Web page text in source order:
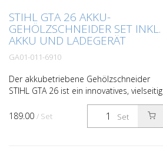
STIHL GTA 26 AKKU-
GEHÖLZSCHNEIDER SET INKL.
AKKU UND LADEGERÄT
GA01-011-6910
Der akkubetriebene Gehölzschneider
STIHL GTA 26 ist ein innovatives, vielseitig
einsetzbares Schneidewerkzeug für
Gartenbesitzer. Die Schienenlänge von 10
Set
189.00 / Set